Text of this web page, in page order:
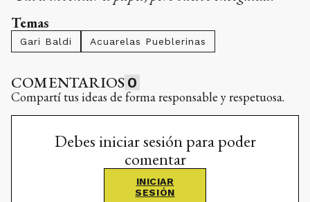
Temas
Gari Baldi Acuarelas Pueblerinas
COMENTARIOS 0
Compartí tus ideas de forma responsable y respetuosa.
Debes iniciar sesión para poder
comentar
INICIAR
SESIÓN